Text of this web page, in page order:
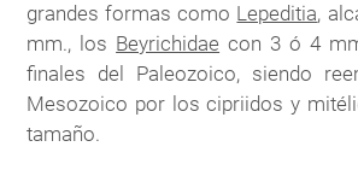
grandes formas como Lepeditia,
mm., los Beyrichidae con 3 ó 4
finales del Paleozoico, siendo
Mesozoico por los cipriidos y
tamaño.